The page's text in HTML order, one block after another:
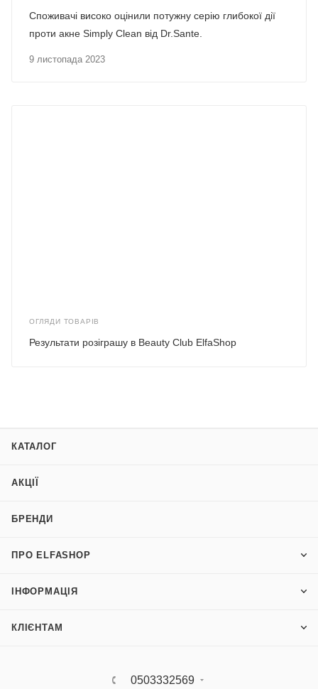
9 листопада 2023
Споживачі високо оцінили потужну серію глибокої дії
проти акне Simply Clean від Dr.Sante.
ОГЛЯДИ ТОВАРІВ
Результати розіграшу в Beauty Club ElfaShop
КАТАЛОГ
АКЦІЇ
БРЕНДИ
ПРО ELFASHOP
ІНФОРМАЦІЯ
КЛІЄНТАМ
0503332569